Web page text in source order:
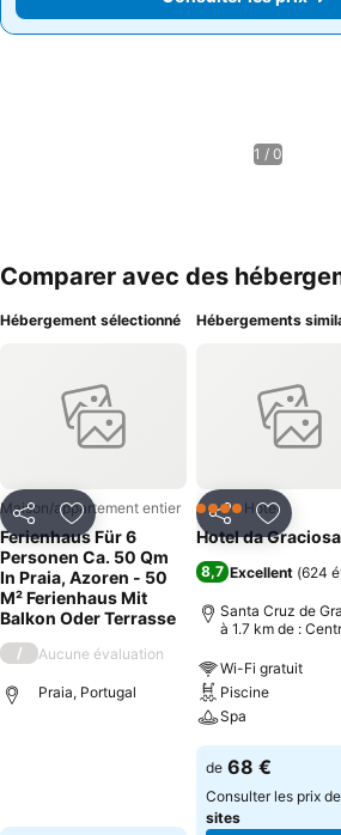
1 / 0
Comparer avec des
Hébergement sélectionné
PartagerAjouter à mes favoris
Maison/appartement entier
Ferienhaus Für 6
Personen Ca. 50 Qm
In Praia, Azoren - 50
M² Ferienhaus Mit
Balkon Oder Terrasse
/ Aucune évaluation
Praia, Portugal
Hébergements
PartagerAjouter
4 ÉtoilesHôtel
Hotel da Graciosa
8,7 Excellent (624
Santa Cruz de
à 1.7 km de :
Wi-Fi gratuit
Piscine
Spa
de 68 €
Consulter les prix de
sites